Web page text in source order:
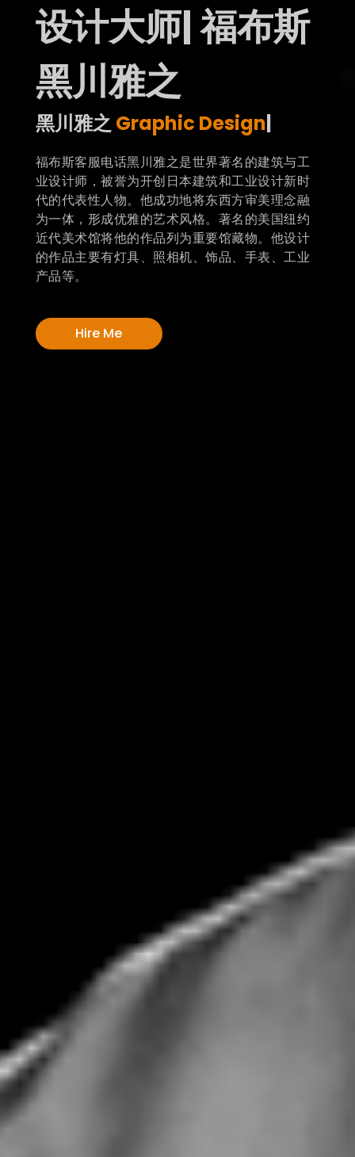
设计大师|福布斯
黑川雅之
黑川雅之 Graphic Designer
福布斯客服电话黑川雅之是世界著名的建筑与工
业设计师，被誉为开创日本建筑和工业设计新时
代的代表性人物。他成功地将东西方审美理念融
为一体，形成优雅的艺术风格。著名的美国纽约
近代美术馆将他的作品列为重要馆藏物。他设计
的作品主要有灯具、照相机、饰品、手表、工业
产品等。
Hire Me